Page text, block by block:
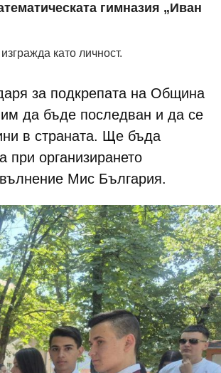
гимназия „Иван
като личност.
за подкрепата на Община
да бъде последван и да се
в страната. Ще бъда
при организирането
Мис България.